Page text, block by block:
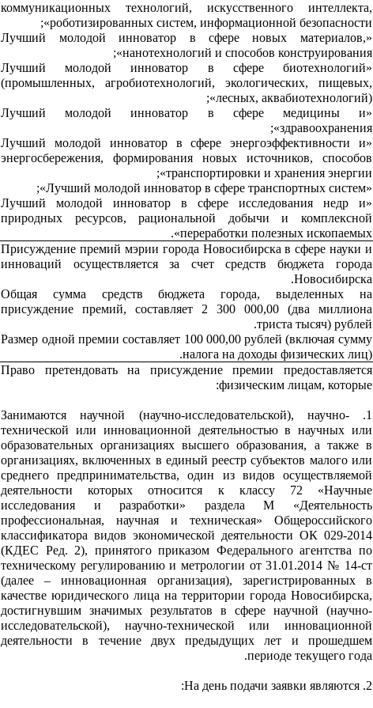
коммуникационных технологий, искусственного интеллекта,
роботизированных систем, информационной безопасности»;
«Лучший молодой инноватор в сфере новых материалов,
нанотехнологий и способов конструирования»;
«Лучший молодой инноватор в сфере биотехнологий
(промышленных, агробиотехнологий, экологических, пищевых,
лесных, аквабиотехнологий)»;
«Лучший молодой инноватор в сфере медицины и
здравоохранения»;
«Лучший молодой инноватор в сфере энергоэффективности и
энергосбережения, формирования новых источников, способов
транспортировки и хранения энергии»;
«Лучший молодой инноватор в сфере транспортных систем»;
«Лучший молодой инноватор в сфере исследования недр и
природных ресурсов, рациональной добычи и комплексной
переработки полезных ископаемых».
Присуждение премий мэрии города Новосибирска в сфере науки и
инноваций осуществляется за счет средств бюджета города
Новосибирска.
Общая сумма средств бюджета города, выделенных на
присуждение премий, составляет 2 300 000,00 (два миллиона
триста тысяч) рублей.
Размер одной премии составляет 100 000,00 рублей (включая сумму
налога на доходы физических лиц).
Право претендовать на присуждение премии предоставляется
физическим лицам, которые:
1. Занимаются научной (научно-исследовательской), научно-
технической или инновационной деятельностью в научных или
образовательных организациях высшего образования, а также в
организациях, включенных в единый реестр субъектов малого или
среднего предпринимательства, один из видов осуществляемой
деятельности которых относится к классу 72 «Научные
исследования и разработки» раздела М «Деятельность
профессиональная, научная и техническая» Общероссийского
классификатора видов экономической деятельности ОК 029-2014
(КДЕС Ред. 2), принятого приказом Федерального агентства по
техническому регулированию и метрологии от 31.01.2014 № 14-ст
(далее – инновационная организация), зарегистрированных в
качестве юридического лица на территории города Новосибирска,
достигнувшим значимых результатов в сфере научной (научно-
исследовательской), научно-технической или инновационной
деятельности в течение двух предыдущих лет и прошедшем
периоде текущего года.
2. На день подачи заявки являются: